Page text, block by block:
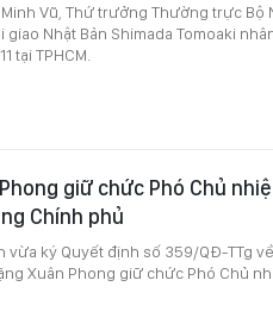
Vũ, Thứ trưởng Thường trực Bộ
Nhật Bản Shimada Tomoaki
tại TPHCM.
giữ chức Phó Chủ
Chính phủ
vừa ký Quyết định số 359/QĐ-TTg
Xuân Phong giữ chức Phó Chủ